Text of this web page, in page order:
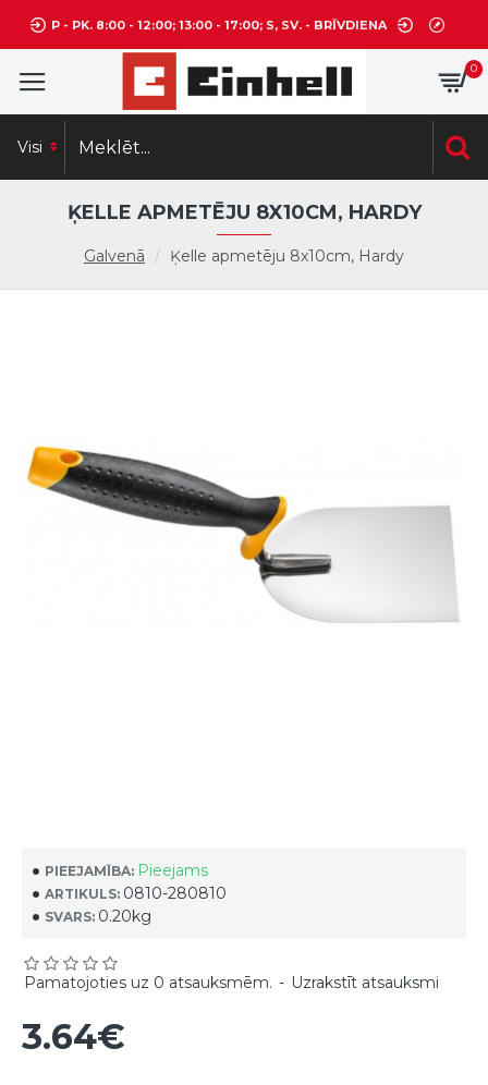
P - PK. 8:00 - 12:00; 13:00 - 17:00; S, SV. - BRĪVDIENA
0
Visi
Galvenā Ķelle apmetēju 8x10cm, Hardy
ĶELLE APMETĒJU 8X10CM, HARDY
PIEEJAMĪBA: Pieejams
ARTIKULS: 0810-280810
SVARS: 0.20kg
Pamatojoties uz 0 atsauksmēm. - Uzrakstīt atsauksmi
3.64€